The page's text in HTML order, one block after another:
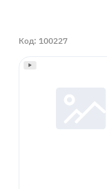
Код: 100227